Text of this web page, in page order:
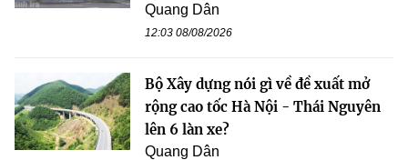
Quang Dân
12:03 08/08/2026
Bộ Xây dựng nói gì về đề xuất mở
rộng cao tốc Hà Nội - Thái Nguyên
lên 6 làn xe?
Quang Dân